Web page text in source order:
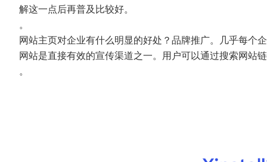
解这一点后再普及比较好。
。
网站主页对企业有什么明显的好处？品牌推广。几乎每个
网站是直接有效的宣传渠道之一。用户可以通过搜索网站
。